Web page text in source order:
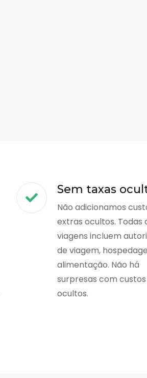
Sem taxas
Não adicionamos
extras ocultos. Todas
viagens incluem
de viagem,
alimentação. Não há
surpresas com custos
ocultos.